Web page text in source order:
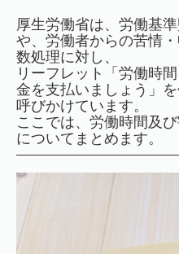
厚生労働省は、労働基
や、労働者からの苦情
数処理に対し、
リーフレット「労働時
金を支払いましょう」
呼びかけています。
ここでは、労働時間及
についてまとめます。